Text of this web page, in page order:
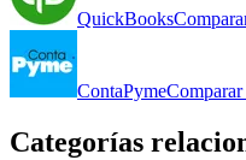
QuickBooks
ContaPymeComparar
Categorías